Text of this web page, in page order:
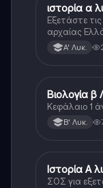
Ιστορία
ιστορία α
Εξετάστε
αρχαίας
Λυκείου.Α' Λυκ.
Βιολογία
Βιολογία β
Κεφάλαιο 1
Β' Λυκ.
Ιστορία
Ιστορία Α
ΣΟΣ για